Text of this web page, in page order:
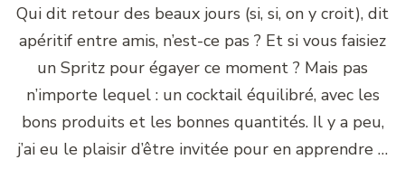
Qui dit retour des beaux jours (si, si, on y croit), dit
apéritif entre amis, n’est-ce pas ? Et si vous faisiez
un Spritz pour égayer ce moment ? Mais pas
n’importe lequel : un cocktail équilibré, avec les
bons produits et les bonnes quantités. Il y a peu,
j’ai eu le plaisir d’être invitée pour en apprendre …